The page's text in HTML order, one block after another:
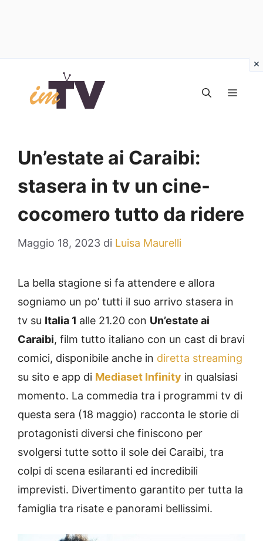
contenuto
Un’estate ai Caraibi:
stasera in tv un cine-
cocomero tutto da ridere
Maggio 18, 2023 di Luisa Maurelli
La bella stagione si fa attendere e allora
sogniamo un po’ tutti il suo arrivo stasera in
tv su Italia 1 alle 21.20 con Un’estate ai
Caraibi, film tutto italiano con un cast di bravi
comici, disponibile anche in diretta streaming
su sito e app di Mediaset Infinity in qualsiasi
momento. La commedia tra i programmi tv di
questa sera (18 maggio) racconta le storie di
protagonisti diversi che finiscono per
svolgersi tutte sotto il sole dei Caraibi, tra
colpi di scena esilaranti ed incredibili
imprevisti. Divertimento garantito per tutta la
famiglia tra risate e panorami bellissimi.